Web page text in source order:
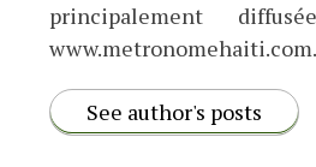
principalement
www.metronomehaiti.com.
See author's posts